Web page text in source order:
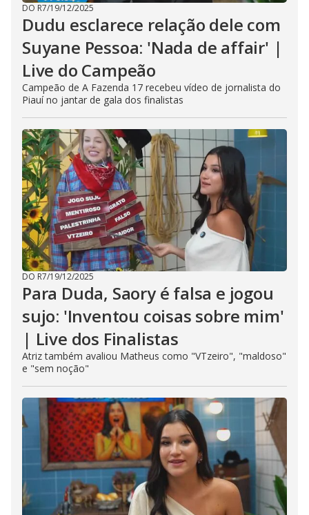
DO R7/19/12/2025
Dudu esclarece relação dele com
Suyane Pessoa: 'Nada de affair' |
Live do Campeão
Campeão de A Fazenda 17 recebeu vídeo de jornalista do
Piauí no jantar de gala dos finalistas
DO R7/19/12/2025
Para Duda, Saory é falsa e jogou
sujo: 'Inventou coisas sobre mim'
| Live dos Finalistas
Atriz também avaliou Matheus como "VTzeiro", "maldoso"
e "sem noção"